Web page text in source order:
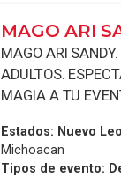
MAGO ARI
MAGO ARI
ADULTOS.
MAGIA A TU
Estados: Nuevo
Michoacan
Tipos de evento: